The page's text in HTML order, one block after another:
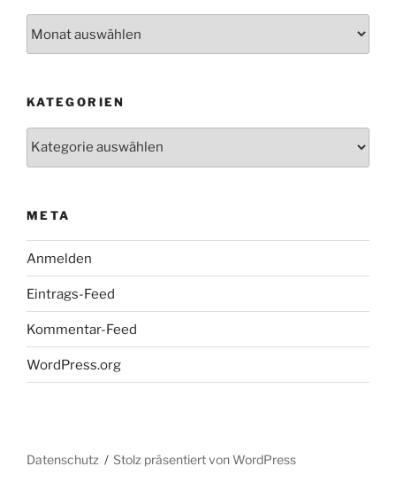
KATEGORIEN
META
Anmelden
Eintrags-Feed
Kommentar-Feed
WordPress.org
Datenschutz Stolz präsentiert von WordPress